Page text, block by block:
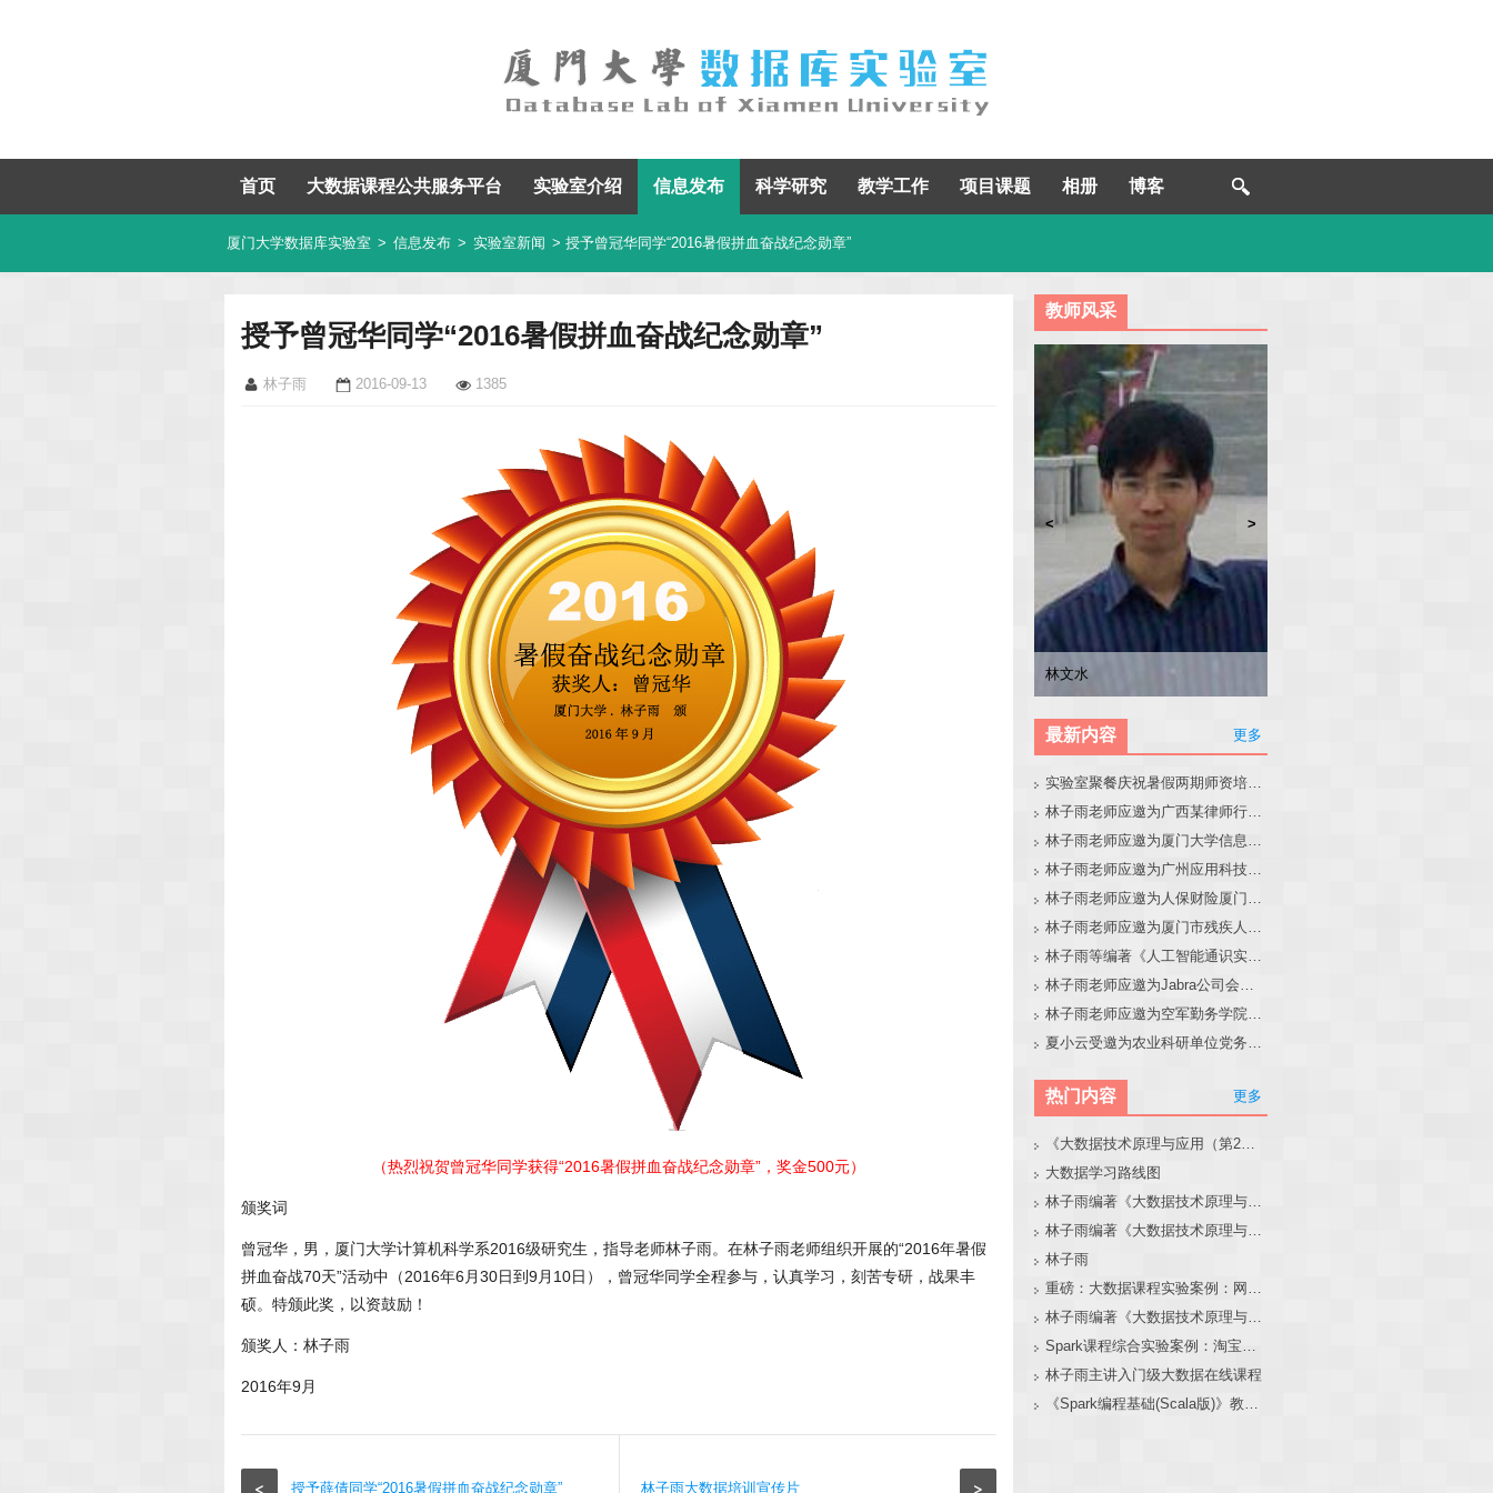
首页 大数据课程公共服务平台 实验室介绍 信息发布 科学研究 教学工作 项目课题 相册 博客
厦门大学数据库实验室 > 信息发布 > 实验室新闻 > 授予曾冠华同学“2016暑假拼血奋战纪念勋章”
授予曾冠华同学“2016暑假拼血奋战纪念勋章”
林子雨 2016-09-13 1385
（热烈祝贺曾冠华同学获得“2016暑假拼血奋战纪念勋章”，奖金500元）
颁奖词
曾冠华，男，厦门大学计算机科学系2016级研究生，指导老师林子雨。在林子雨老师组织开展的“2016年暑假
拼血奋战70天”活动中（2016年6月30日到9月10日），曾冠华同学全程参与，认真学习，刻苦专研，战果丰
硕。特颁此奖，以资鼓励！
颁奖人：林子雨
2016年9月
< 授予薛倩同学“2016暑假拼血奋战纪念勋章” >
林子雨大数据培训宣传片
教师风采
林子雨
张东站
林文水
冯少荣
< >
最新内容 更多
实验室聚餐庆祝暑假两期师资培训班圆满结束
林子雨老师应邀为广西某律师行业培训班做大模型和智能体讲座
林子雨老师应邀为厦门大学信息学院全国中学生夏令营做大模型讲座
林子雨老师应邀为广州应用科技学院做大模型和智能体讲座
林子雨老师应邀为人保财险厦门分公司做大模型和智能体讲座
林子雨老师应邀为厦门市残疾人联合会做大模型和智能体讲座
林子雨等编著《人工智能通识实践教程》教材官网
林子雨老师应邀为Jabra公司会议做大模型和智能体报告
林子雨老师应邀为空军勤务学院做大模型和智能体讲座
夏小云受邀为农业科研单位党务工作者作专题报告
热门内容 更多
《大数据技术原理与应用（第2版）》教材官网
大数据学习路线图
林子雨编著《大数据技术原理与应用（第3版）》教材官网
林子雨编著《大数据技术原理与应用》教材配套大数据软件安装和编程实践指南
林子雨
重磅：大数据课程实验案例：网站用户行为分析（免费共享）
林子雨编著《大数据技术原理与应用（第3版）》教材配套大数据软件安装和编程实践指南
Spark课程综合实验案例：淘宝双11数据分析与预测
林子雨主讲入门级大数据在线课程
《Spark编程基础(Scala版)》教材官网